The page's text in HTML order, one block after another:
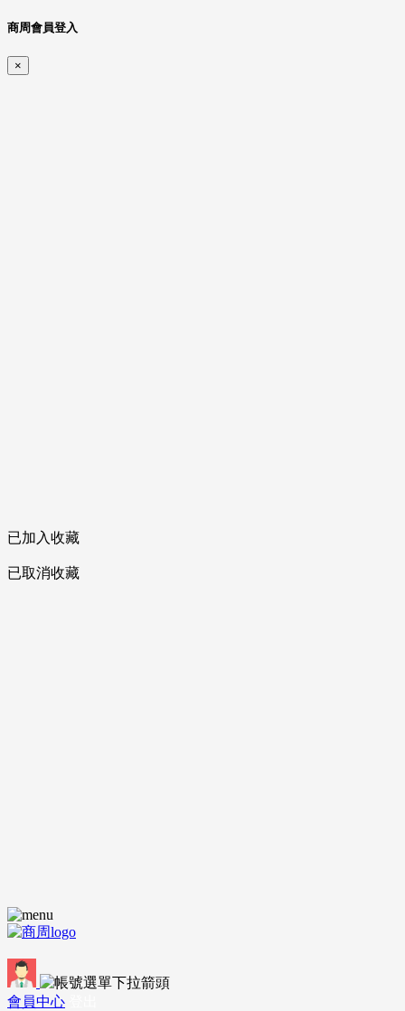
商周會員登入
×
已加入收藏
已取消收藏
會員中心